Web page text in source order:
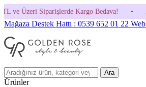
Kargo Bedava! • HOSGELDIN30
Mağaza Destek Hattı : 0539 652 01 22
Ara
Ürünler